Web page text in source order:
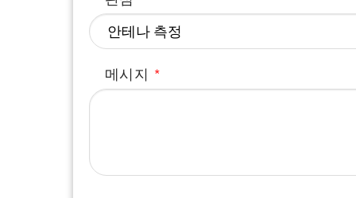
메시지